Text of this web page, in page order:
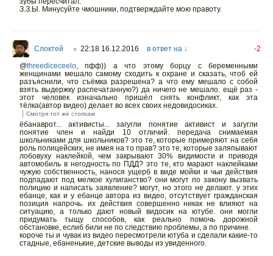
З.З.Ы. Минусуйте чмошники, подтверждайте мою правоту.
Слоктей ○ 22:18 16.12.2016 в ответ на ↓
-2
@threediceceelo,пфф)) а что этому борцу с беременными
женщинами мешало самому сходить к охране и сказать, чтоб ей
разъяснили, что съёмка разрешена? а что ему мешало с собой
взять выдержку распечатанную?) да ничего не мешало. ещё раз -
этот человек изначально пришёл снять конфликт, как эта
тёлка(автор видео) делает во всех своих недовидосиках.
Смотря тот же стопхам
ёбанаврот... активисты... загугли понятие активист и загугли
понятие член и найди 10 отличий. передача снимаемая
школьниками для школьников? это те, которые примеряют на себя
роль полицейских, не имея на то прав? это те, которые заляпывают
лобовуху наклейкой, чем закрывают 30% видимости и приводя
автомобиль в негодность по ПДД? это те, кто марают наклейками
чужую собственность, нанося ущерб в виде мойки и чьи действия
подпадают под мелкое хулиганство? они могут по закону вызвать
полицию и написать заявление? могут, но этого не делают. у этих
ебанце, как и у ебанце автора из видео, отсутствует гражданская
позиция напрочь. их действия совершенно никак не влияют на
ситуацию, а только дают новый видосик на ютубе. они могли
придумать тыщу способов, как реально помочь дорожной
обстановке, еслиб били не по следствию проблемы, а по причине.
короче ты и чувак из видео пересмотрели ютуба и сделали какие-то
стадные, ебаненькие, детские выводы из увиденного.